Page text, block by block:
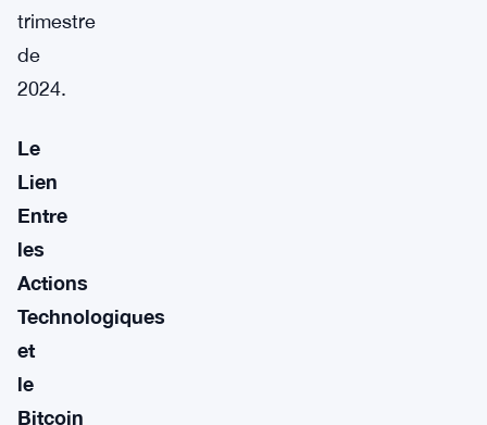
trimestre
de
2024.
Le
Lien
Entre
les
Actions
Technologiques
et
le
Bitcoin